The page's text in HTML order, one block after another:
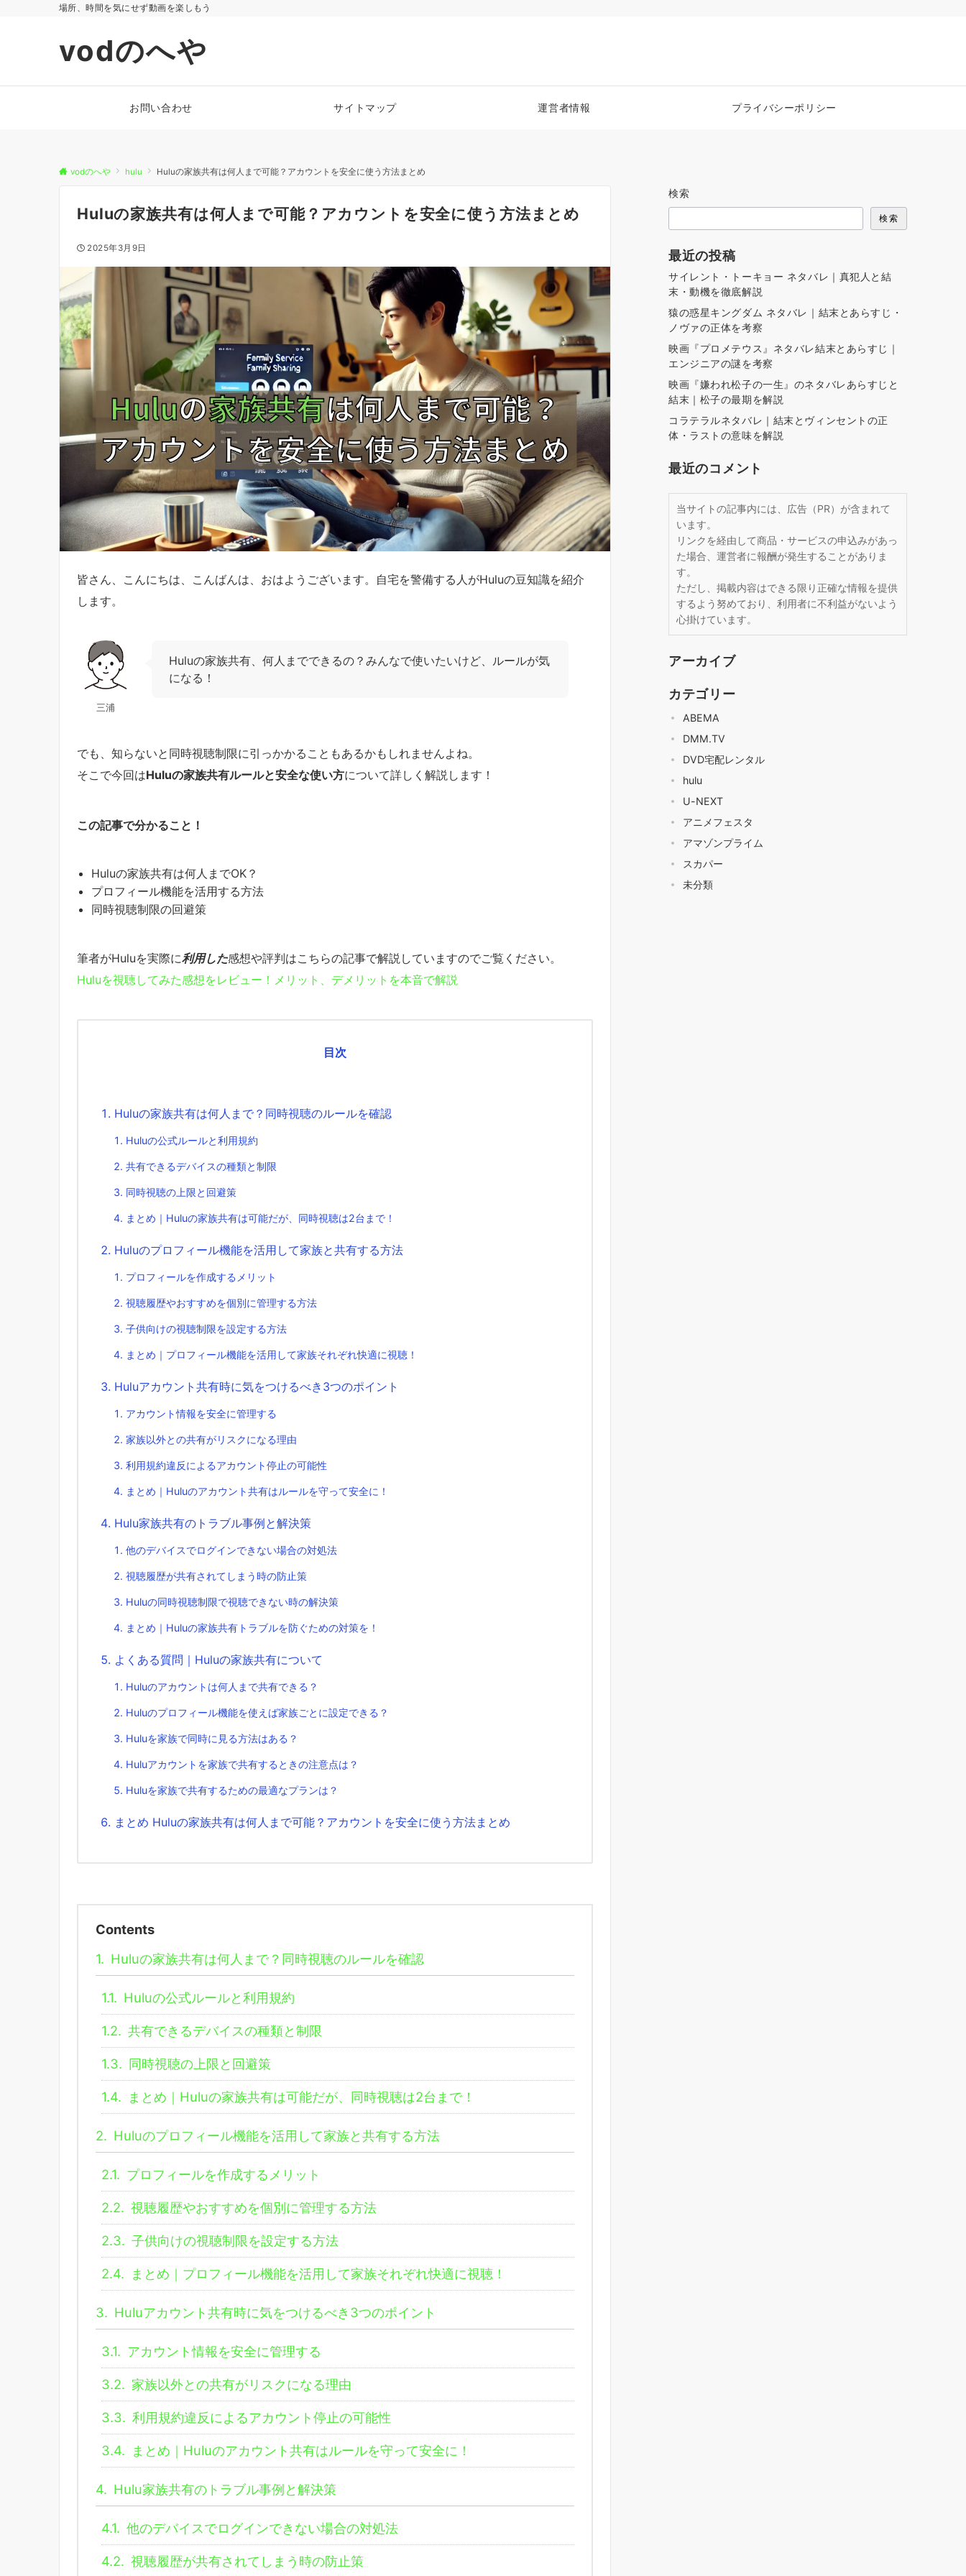
場所、時間を気にせず動画を楽しもう
vodのへや
お問い合わせ サイトマップ 運営者情報 プライバシーポリシー
vodのへや hulu Huluの家族共有は何人まで可能？アカウントを安全に使う方法まとめ
Huluの家族共有は何人まで可能？アカウントを安全に使う方法まとめ
2025年3月9日
皆さん、こんにちは、こんばんは、おはようございます。自宅を警備する人がHuluの豆知識を紹介
します。
三浦
Huluの家族共有、何人までできるの？みんなで使いたいけど、ルールが気
になる！
でも、知らないと同時視聴制限に引っかかることもあるかもしれませんよね。
そこで今回はHuluの家族共有ルールと安全な使い方について詳しく解説します！
この記事で分かること！
Huluの家族共有は何人までOK？
プロフィール機能を活用する方法
同時視聴制限の回避策
筆者がHuluを実際に利用した感想や評判はこちらの記事で解説していますのでご覧ください。
Huluを視聴してみた感想をレビュー！メリット、デメリットを本音で解説
目次
Huluの家族共有は何人まで？同時視聴のルールを確認
Huluの公式ルールと利用規約
共有できるデバイスの種類と制限
同時視聴の上限と回避策
まとめ｜Huluの家族共有は可能だが、同時視聴は2台まで！
Huluのプロフィール機能を活用して家族と共有する方法
プロフィールを作成するメリット
視聴履歴やおすすめを個別に管理する方法
子供向けの視聴制限を設定する方法
まとめ｜プロフィール機能を活用して家族それぞれ快適に視聴！
Huluアカウント共有時に気をつけるべき3つのポイント
アカウント情報を安全に管理する
家族以外との共有がリスクになる理由
利用規約違反によるアカウント停止の可能性
まとめ｜Huluのアカウント共有はルールを守って安全に！
Hulu家族共有のトラブル事例と解決策
他のデバイスでログインできない場合の対処法
視聴履歴が共有されてしまう時の防止策
Huluの同時視聴制限で視聴できない時の解決策
まとめ｜Huluの家族共有トラブルを防ぐための対策を！
よくある質問｜Huluの家族共有について
Huluのアカウントは何人まで共有できる？
Huluのプロフィール機能を使えば家族ごとに設定できる？
Huluを家族で同時に見る方法はある？
Huluアカウントを家族で共有するときの注意点は？
Huluを家族で共有するための最適なプランは？
まとめ Huluの家族共有は何人まで可能？アカウントを安全に使う方法まとめ
Contents
1. Huluの家族共有は何人まで？同時視聴のルールを確認
1.1. Huluの公式ルールと利用規約
1.2. 共有できるデバイスの種類と制限
1.3. 同時視聴の上限と回避策
1.4. まとめ｜Huluの家族共有は可能だが、同時視聴は2台まで！
2. Huluのプロフィール機能を活用して家族と共有する方法
2.1. プロフィールを作成するメリット
2.2. 視聴履歴やおすすめを個別に管理する方法
2.3. 子供向けの視聴制限を設定する方法
2.4. まとめ｜プロフィール機能を活用して家族それぞれ快適に視聴！
3. Huluアカウント共有時に気をつけるべき3つのポイント
3.1. アカウント情報を安全に管理する
3.2. 家族以外との共有がリスクになる理由
3.3. 利用規約違反によるアカウント停止の可能性
3.4. まとめ｜Huluのアカウント共有はルールを守って安全に！
4. Hulu家族共有のトラブル事例と解決策
4.1. 他のデバイスでログインできない場合の対処法
4.2. 視聴履歴が共有されてしまう時の防止策
検索
検索
最近の投稿
サイレント・トーキョー ネタバレ｜真犯人と結
末・動機を徹底解説
猿の惑星キングダム ネタバレ｜結末とあらすじ・
ノヴァの正体を考察
映画『プロメテウス』ネタバレ結末とあらすじ｜
エンジニアの謎を考察
映画『嫌われ松子の一生』のネタバレあらすじと
結末｜松子の最期を解説
コラテラルネタバレ｜結末とヴィンセントの正
体・ラストの意味を解説
最近のコメント
当サイトの記事内には、広告（PR）が含まれて
います。
リンクを経由して商品・サービスの申込みがあっ
た場合、運営者に報酬が発生することがありま
す。
ただし、掲載内容はできる限り正確な情報を提供
するよう努めており、利用者に不利益がないよう
心掛けています。
アーカイブ
カテゴリー
ABEMA
DMM.TV
DVD宅配レンタル
hulu
U-NEXT
アニメフェスタ
アマゾンプライム
スカパー
未分類